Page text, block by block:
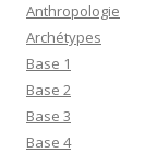
Anthropologie
Archétypes
Base 1
Base 2
Base 3
Base 4